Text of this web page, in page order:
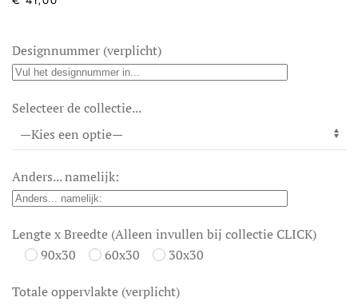
Designnummer (verplicht)
Selecteer de collectie...
Anders... namelijk:
Lengte x Breedte (Alleen invullen bij collectie CLICK)
90x30
60x30 30x30
Totale oppervlakte (verplicht)